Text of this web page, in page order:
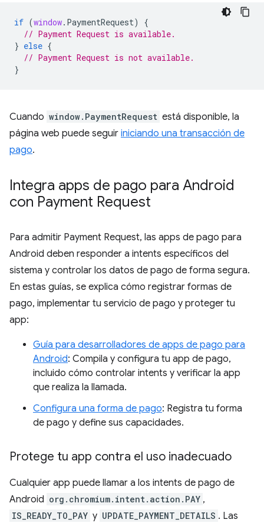
if (window. PaymentRequest)
{
// Payment Request is available.
} else {
// Payment Request is not available.
}
Cuando window.PaymentRequest está disponible, la
página web puede seguir iniciando una transacción de
pago.
Integra apps de pago para Android
con Payment Request
Para admitir Payment Request, las apps de pago para
Android deben responder a intents específicos del
sistema y controlar los datos de pago de forma segura.
En estas guías, se explica cómo registrar formas de
pago, implementar tu servicio de pago y proteger tu
app:
Guía para desarrolladores de apps de pago para
Android: Compila y configura tu app de pago,
incluido cómo controlar intents y verificar la app
que realiza la llamada.
Configura una forma de pago: Registra tu forma
de pago y define sus capacidades.
Protege tu app contra el uso inadecuado
Cualquier app puede llamar a los intents de pago de
Android org.chromium.intent.action.PAY ,
IS_READY_TO_PAY y UPDATE_PAYMENT_DETAILS . Las